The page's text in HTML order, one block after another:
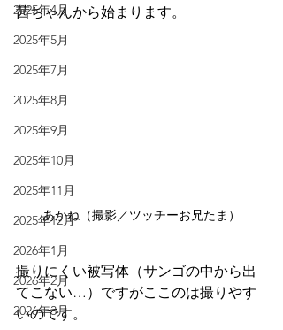
2025年4月
2025年5月
2025年7月
2025年8月
2025年9月
2025年10月
2025年11月
2025年12月
2026年1月
2026年2月
2026年3月
茜ちゃんから始まります。
あかね（撮影／ツッチーお兄たま）
撮りにくい被写体（サンゴの中から出
てこない…）ですがここのは撮りやす
いのです。